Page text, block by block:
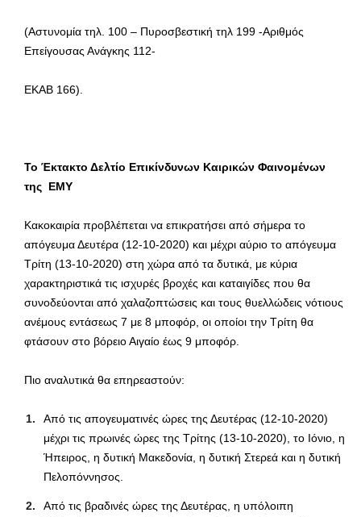
(Αστυνομία τηλ. 100 – Πυροσβεστική τηλ 199 -Αριθμός
Επείγουσας Ανάγκης 112-
ΕΚΑΒ 166).
Το Έκτακτο Δελτίο Επικίνδυνων Καιρικών Φαινομένων
της ΕΜΥ
Κακοκαιρία προβλέπεται να επικρατήσει από σήμερα το
απόγευμα Δευτέρα (12-10-2020) και μέχρι αύριο το απόγευμα
Τρίτη (13-10-2020) στη χώρα από τα δυτικά, με κύρια
χαρακτηριστικά τις ισχυρές βροχές και καταιγίδες που θα
συνοδεύονται από χαλαζοπτώσεις και τους θυελλώδεις νότιους
ανέμους εντάσεως 7 με 8 μποφόρ, οι οποίοι την Τρίτη θα
φτάσουν στο βόρειο Αιγαίο έως 9 μποφόρ.
Πιο αναλυτικά θα επηρεαστούν:
Από τις απογευματινές ώρες της Δευτέρας (12-10-2020)
μέχρι τις πρωινές ώρες της Τρίτης (13-10-2020), το Ιόνιο, η
Ήπειρος, η δυτική Μακεδονία, η δυτική Στερεά και η δυτική
Πελοπόννησος.
Από τις βραδινές ώρες της Δευτέρας, η υπόλοιπη